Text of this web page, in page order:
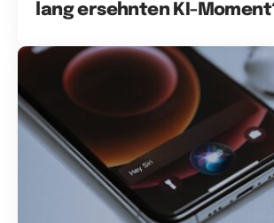
lang ersehnten KI-